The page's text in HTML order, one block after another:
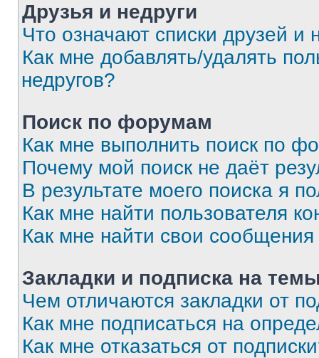
Друзья и недруги
Что означают списки друзей и
Как мне добавлять/удалять
недругов?
Поиск по форумам
Как мне выполнить поиск по
Почему мой поиск не даёт
В результате моего поиска я
Как мне найти пользователя
Как мне найти свои
Закладки и подписка на
Чем отличаются закладки от
Как мне подписаться на
Как мне отказаться от